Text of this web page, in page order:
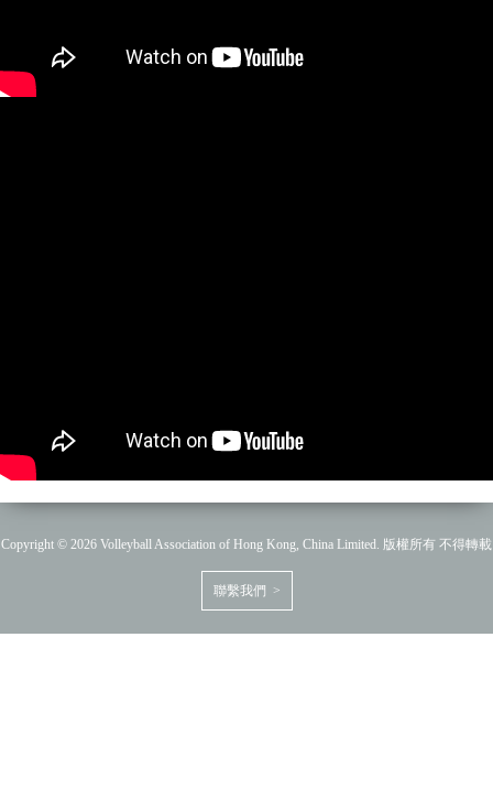
Copyright © 2026 Volleyball Association of Hong Kong, China Limited. 版權所有 不得轉載
聯繫我們 >